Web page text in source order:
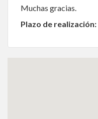
Muchas gracias.
Plazo de realización: